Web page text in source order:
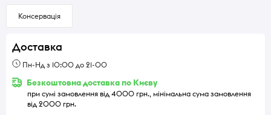
Консервація
Доставка
Пн-Нд з 10:00 до 21-00
Безкоштовна доставка по Києву
при сумі замовлення від 4000 грн., мінімальна сума замовлення
від 2000 грн.